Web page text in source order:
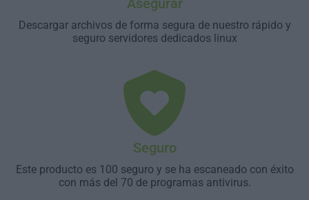
Asegurar
Descargar archivos de forma segura de nuestro rápido y
seguro servidores dedicados linux
Seguro
Este producto es 100 seguro y se ha escaneado con éxito
con más del 70 de programas antivirus.